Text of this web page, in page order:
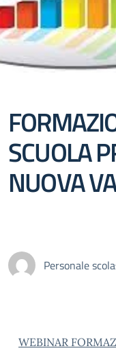
SCUOLA
NUOVA
Personale
WEBINAR